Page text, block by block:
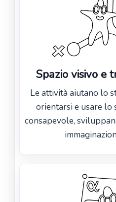
Spazio visivo e
Le attività aiutano lo
orientarsi e usare lo
consapevole,